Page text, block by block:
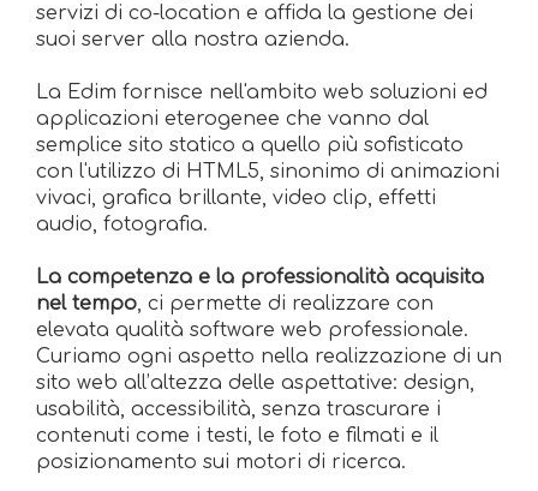
servizi di co-location e affida la gestione dei
suoi server alla nostra azienda.
La Edim fornisce nell'ambito web soluzioni ed
applicazioni eterogenee che vanno dal
semplice sito statico a quello più sofisticato
con l'utilizzo di HTML5, sinonimo di animazioni
vivaci, grafica brillante, video clip, effetti
audio, fotografia.
La competenza e la professionalità acquisita
nel tempo, ci permette di realizzare con
elevata qualità software web professionale.
Curiamo ogni aspetto nella realizzazione di un
sito web all’altezza delle aspettative: design,
usabilità, accessibilità, senza trascurare i
contenuti come i testi, le foto e filmati e il
posizionamento sui motori di ricerca.